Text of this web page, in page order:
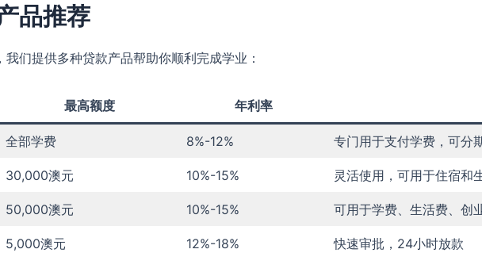
品推荐
们提供多种贷款产品帮助你顺利完成学业：
最高额度 年利率
全部学费 8%-12% 专门用于支付学费，可分
30,000澳元 10%-15% 灵活使用，可用于住宿和
50,000澳元 10%-15% 可用于学费、生活费、创
5,000澳元 12%-18% 快速审批，24小时放款